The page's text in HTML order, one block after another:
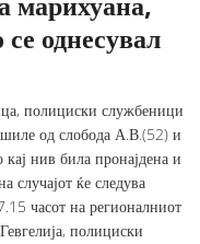
однесувал
полициски службеници
од слобода А.В.(52) и
нив била пронајдена и
случајот ќе следува
часот на регионалниот
полициски